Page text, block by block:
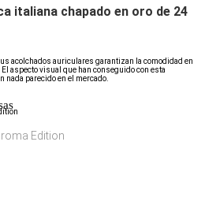
italiana chapado en oro de 24
acolchados auriculares garantizan la comodidad en
aspecto visual que han conseguido con esta
nada parecido en el mercado.
Edition